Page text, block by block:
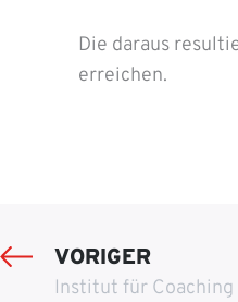
Die daraus
erreichen.
VORIGER
Institut für